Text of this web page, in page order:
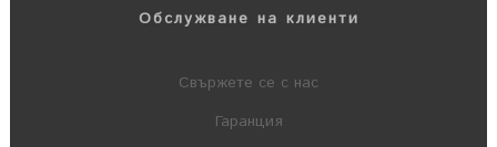
Обслужване на клиенти
Свържете се с нас
Гаранция